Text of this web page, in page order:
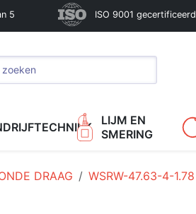
5 ISO 9001 gecertificeerd
LIJM EN
SMERING
DRAAG WSRW-47.63-4-1.78